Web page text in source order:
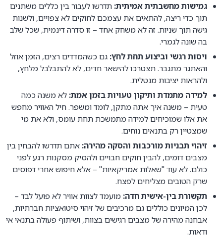
גמישות מחשבתית אמיתית: תדרשו לעבור בין כללים משתנים
תוך כדי ריצה, להתאים את עצמכם לחוקים לא צפויים, ולשנות
גישה תוך שניות. זה לא משחק אחד – זו סדרה דינמית, שכל שלב
בה שונה לגמרי.
ויסות רגשי וביצוע תחת לחץ: גם כשהמדדים רצים, הזמן אוזל
והאתגר מתגבר. תצטרכו להישאר חדים, לא להתבלבל מלחץ,
ולהראות יציבות מנטלית.
למידה מתמדת ותיקון טעויות בזמן אמת: לא משנה כמה
טעית – משנה איך אתה מתקן, לומד ומשפר. חיל האוויר מחפש
את אלו שמוכיחים למידה מתמשכת תחת עומס, ולא את מי
שמצטיין רק בתנאים נוחים.
זיהוי תבניות מורכבות והסקה מהירה: אתם תדרשו להבחין בין
מצבים דומים, להבין חוקים חבויים ולהסיק מסקנות רגע לפני
כולם. לא עוד "שאלות אמריקאיות" – אלא חיפוש אחרי דפוסים
שרק הטובים מצליחים לפצח.
תקשורת בין-אישית חדה: מועמד לצוות אוויר לא פועל לבד –
לכן המיונים כוללים גם מרכיבים של זיהוי סיטואציות חברתיות,
אבחנה מהירה של מצבים רגישים בצוות, ושיתוף פעולה בתנאי אי
ודאות.